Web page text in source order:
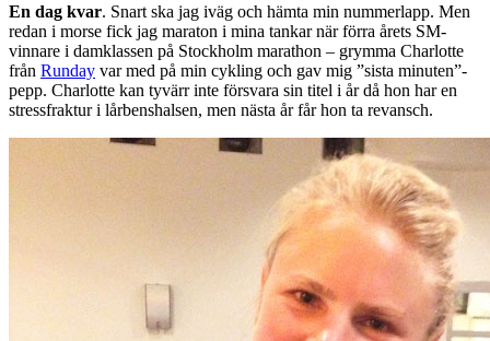
En dag kvar. Snart ska jag iväg och hämta min nummerlapp. Men
redan i morse fick jag maraton i mina tankar när förra årets SM-
vinnare i damklassen på Stockholm marathon – grymma Charlotte
från Runday var med på min cykling och gav mig ”sista minuten”-
pepp. Charlotte kan tyvärr inte försvara sin titel i år då hon har en
stressfraktur i lårbenshalsen, men nästa år får hon ta revansch.